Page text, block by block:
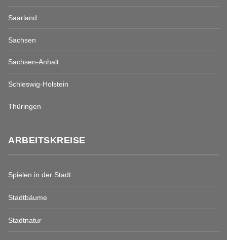
Saarland
Sachsen
Sachsen-Anhalt
Schleswig-Holstein
Thüringen
ARBEITSKREISE
Spielen in der Stadt
Stadtbäume
Stadtnatur